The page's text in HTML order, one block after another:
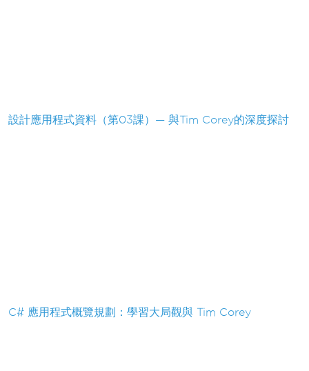
設計應用程式資料（第03課）— 與Tim Corey的深度探討
C# 應用程式概覽規劃：學習大局觀與 Tim Corey